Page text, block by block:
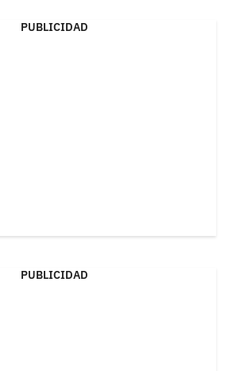
PUBLICIDAD
PUBLICIDAD